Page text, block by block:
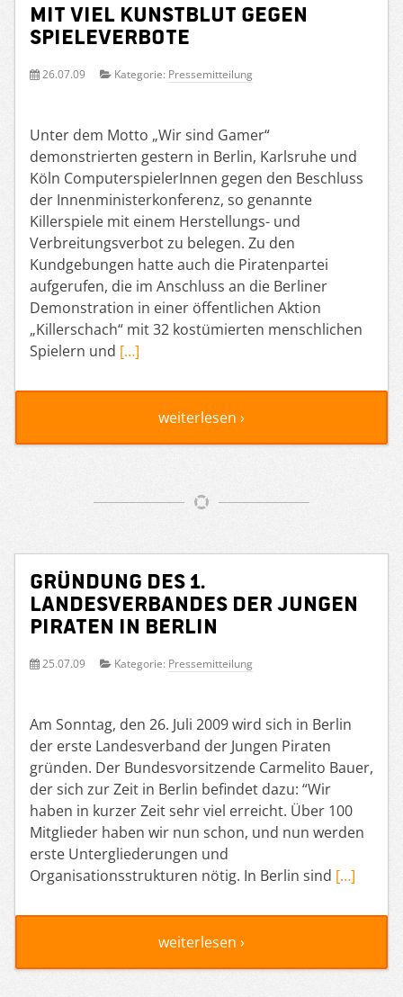
mit viel Kunstblut gegen
Spieleverbote
26.07.09 Kategorie: Pressemitteilung
Unter dem Motto „Wir sind Gamer“
demonstrierten gestern in Berlin, Karlsruhe und
Köln ComputerspielerInnen gegen den Beschluss
der Innenministerkonferenz, so genannte
Killerspiele mit einem Herstellungs- und
Verbreitungsverbot zu belegen. Zu den
Kundgebungen hatte auch die Piratenpartei
aufgerufen, die im Anschluss an die Berliner
Demonstration in einer öffentlichen Aktion
„Killerschach“ mit 32 kostümierten menschlichen
Spielern und […]
weiterlesen ›
Gründung des 1.
Landesverbandes der Jungen
Piraten in Berlin
25.07.09 Kategorie: Pressemitteilung
Am Sonntag, den 26. Juli 2009 wird sich in Berlin
der erste Landesverband der Jungen Piraten
gründen. Der Bundesvorsitzende Carmelito Bauer,
der sich zur Zeit in Berlin befindet dazu: “Wir
haben in kurzer Zeit sehr viel erreicht. Über 100
Mitglieder haben wir nun schon, und nun werden
erste Untergliederungen und
Organisationsstrukturen nötig. In Berlin sind […]
weiterlesen ›